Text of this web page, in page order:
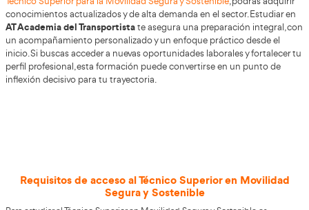
100%
Inserción Laboral
Consigue ya tu título en Movilidad
Sostenible en Esparraguera